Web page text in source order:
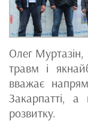
Олег
травм і
вважає
Закарпатті,
розвитку.